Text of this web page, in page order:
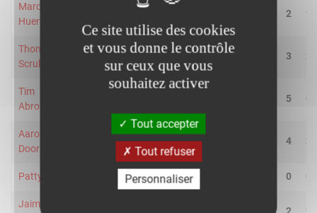
Marcelinho
Huertas
2 9
Thomas
Scrubb
26 1/4 2/3 42.9 0/0 3 2
Tim
Abromaitis
5 0
Aaron
Doornekamp
4/5 2/5 60.0 4 3
Patty Mills 1/5 1/2 28.6 0 0
Jaime
Ce site utilise des cookies
et vous donne le contrôle
sur ceux que vous
souhaitez activer
Tout accepter
Tout refuser
Personnaliser